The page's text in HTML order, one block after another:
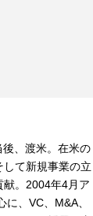
、渡米。在米の
て新規事業の立
献。2004年4月ア
、VC、M&A、